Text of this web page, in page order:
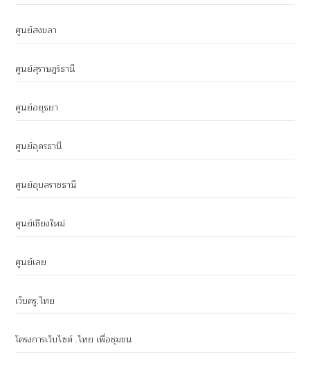
ศูนย์สงขลา
ศูนย์สุราษฎร์ธานี
ศูนย์อยุธยา
ศูนย์อุดรธานี
ศูนย์อุบลราชธานี
ศูนย์เชียงใหม่
ศูนย์เลย
เว็บครู.ไทย
โครงการเว็บไซต์ .ไทย เพื่อชุมชน